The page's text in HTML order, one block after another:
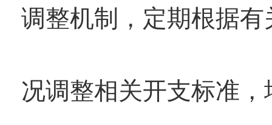
调整机制，定期根据
况调整相关开支标准